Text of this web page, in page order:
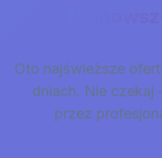
Oto najświeższe
dniach. Nie czekaj
przez